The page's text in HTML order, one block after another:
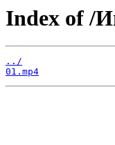
Index of /
../
01.mp4